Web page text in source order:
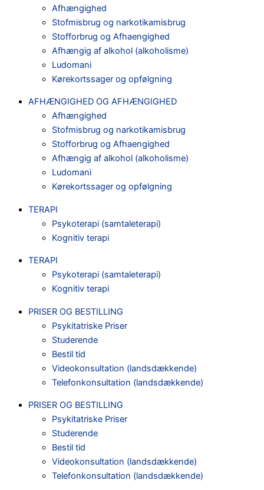
Afhængighed
Stofmisbrug og narkotikamisbrug
Stofforbrug og Afhaengighed
Afhængig af alkohol (alkoholisme)
Ludomani
Kørekortssager og opfølgning
AFHÆNGIGHED OG AFHÆNGIGHED
Afhængighed
Stofmisbrug og narkotikamisbrug
Stofforbrug og Afhaengighed
Afhængig af alkohol (alkoholisme)
Ludomani
Kørekortssager og opfølgning
TERAPI
Psykoterapi (samtaleterapi)
Kognitiv terapi
TERAPI
Psykoterapi (samtaleterapi)
Kognitiv terapi
PRISER OG BESTILLING
Psykitatriske Priser
Studerende
Bestil tid
Videokonsultation (landsdækkende)
Telefonkonsultation (landsdækkende)
PRISER OG BESTILLING
Psykitatriske Priser
Studerende
Bestil tid
Videokonsultation (landsdækkende)
Telefonkonsultation (landsdækkende)